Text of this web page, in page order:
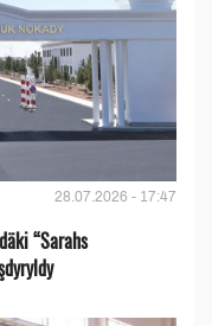
28.07.2026 - 17:47
“Sarahs